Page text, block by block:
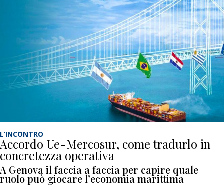
L’INCONTRO
Accordo Ue-Mercosur, come tradurlo in
concretezza operativa
A Genova il faccia a faccia per capire quale
ruolo può giocare l’economia marittima